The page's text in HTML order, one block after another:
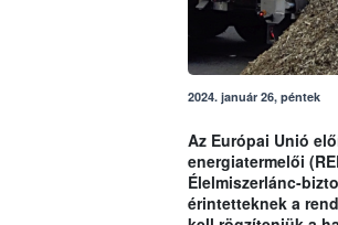
2024. január 26, péntek
Az Európai Unió
energiatermelői
Élelmiszerlánc-
érintetteknek a